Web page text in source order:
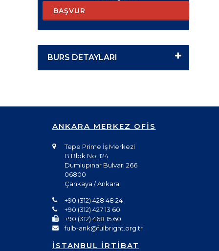
BAŞVUR
BURS DETAYLARI
ANKARA MERKEZ OFİS
Tepe Prime İş Merkezi
B Blok No: 124
Dumlupınar Bulvarı 266
06800
Çankaya / Ankara
+90 (312) 428 48 24
+90 (312) 427 13 60
+90 (312) 468 15 60
fulb-ank@fulbright.org.tr
İSTANBUL İRTİBAT